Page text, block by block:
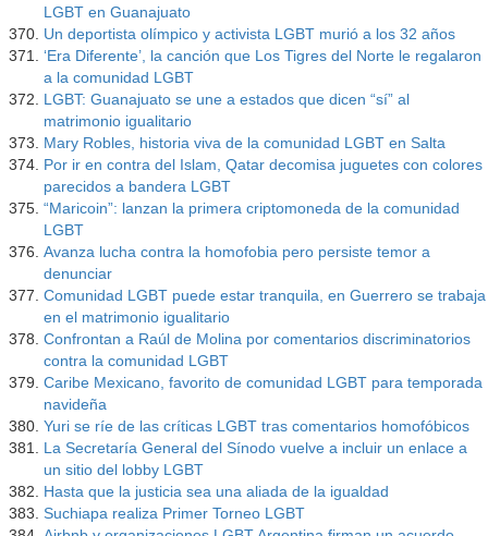
LGBT en Guanajuato
Un deportista olímpico y activista LGBT murió a los 32 años
‘Era Diferente’, la canción que Los Tigres del Norte le regalaron
a la comunidad LGBT
LGBT: Guanajuato se une a estados que dicen “sí” al
matrimonio igualitario
Mary Robles, historia viva de la comunidad LGBT en Salta
Por ir en contra del Islam, Qatar decomisa juguetes con colores
parecidos a bandera LGBT
“Maricoin”: lanzan la primera criptomoneda de la comunidad
LGBT
Avanza lucha contra la homofobia pero persiste temor a
denunciar
Comunidad LGBT puede estar tranquila, en Guerrero se trabaja
en el matrimonio igualitario
Confrontan a Raúl de Molina por comentarios discriminatorios
contra la comunidad LGBT
Caribe Mexicano, favorito de comunidad LGBT para temporada
navideña
Yuri se ríe de las críticas LGBT tras comentarios homofóbicos
La Secretaría General del Sínodo vuelve a incluir un enlace a
un sitio del lobby LGBT
Hasta que la justicia sea una aliada de la igualdad
Suchiapa realiza Primer Torneo LGBT